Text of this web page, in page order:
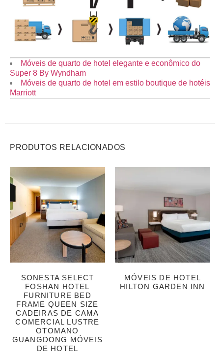
Móveis de quarto de hotel elegante e econômico do
Super 8 By Wyndham
Móveis de quarto de hotel em estilo boutique de hotéis
Marriott
PRODUTOS RELACIONADOS
SONESTA SELECT
FOSHAN HOTEL
FURNITURE BED
FRAME QUEEN SIZE
CADEIRAS DE CAMA
COMERCIAL LUSTRE
OTOMANO
GUANGDONG MÓVEIS
DE HOTEL
MÓVEIS DE HOTEL
HILTON GARDEN INN